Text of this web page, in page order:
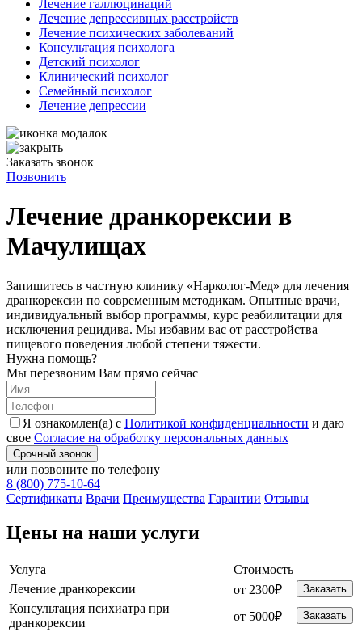
Лечение галлюцинаций
Лечение депрессивных расстройств
Лечение психических заболеваний
Консультация психолога
Детский психолог
Клинический психолог
Семейный психолог
Лечение депрессии
Заказать звонок
Позвонить
Лечение дранкорексии в
Мачулищах
Запишитесь в частную клинику «Нарколог-Мед» для лечения
дранкорексии по современным методикам. Опытные врачи,
индивидуальный выбор программы, курс реабилитации для
исключения рецидива. Мы избавим вас от расстройства
пищевого поведения любой степени тяжести.
Нужна помощь?
Мы перезвоним Вам прямо сейчас
Я ознакомлен(а) с Политикой конфиденциальности и даю
свое Согласие на обработку персональных данных
Срочный звонок
или позвоните по телефону
8 (800) 775-10-64
Cертификаты Врачи Преимущества Гарантии Отзывы
Цены на наши услуги
Услуга
Стоимость
Лечение дранкорексии
от 2300₽ Заказать
Консультация психиатра при
дранкорексии
от 5000₽ Заказать